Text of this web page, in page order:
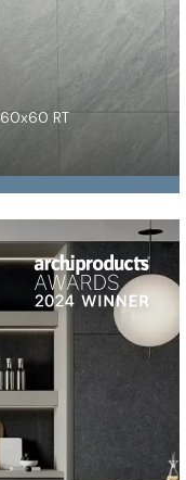
60x60 RT